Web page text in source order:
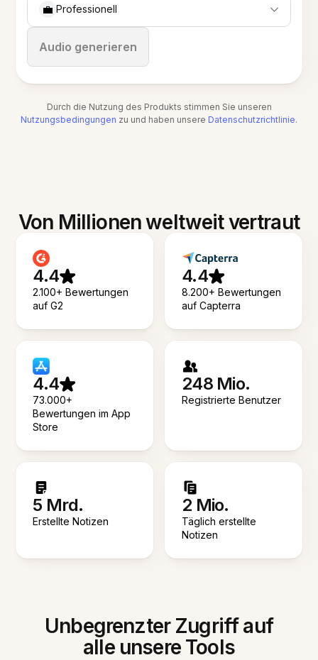
💼 Professionell
Audio generieren
Stoppen
Durch die Nutzung des Produkts stimmen Sie unseren
Nutzungsbedingungen zu und haben unsere Datenschutzrichtlinie.
Von Millionen weltweit vertraut
4.4
2.100+ Bewertungen
auf G2
4.4
8.200+ Bewertungen
auf Capterra
4.4
73.000+
Bewertungen im App
Store
248 Mio.
Registrierte Benutzer
5 Mrd.
Erstellte Notizen
2 Mio.
Täglich erstellte
Notizen
Unbegrenzter Zugriff auf
alle unsere Tools